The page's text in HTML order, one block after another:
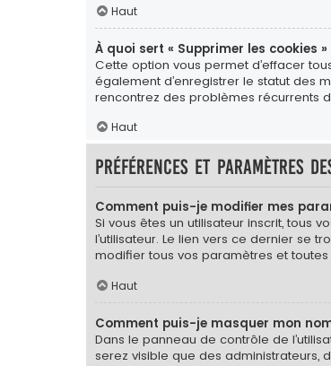
Haut
À quoi sert « Supprimer les cookies »
Cette option vous permet d’effacer
également d’enregistrer le statut des
rencontrez des problèmes récurrents
Haut
Préférences et paramètres
Comment puis-je modifier mes
Si vous êtes un utilisateur inscrit, tous
l’utilisateur. Le lien vers ce dernier se
modifier tous vos paramètres et
Haut
Comment puis-je masquer mon
Dans le panneau de contrôle de
serez visible que des administrateurs,